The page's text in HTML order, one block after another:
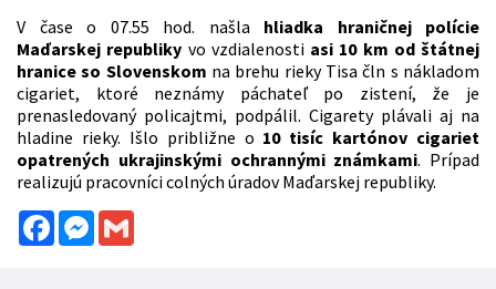
V čase o 07.55 hod. našla hliadka hraničnej polície
Maďarskej republiky vo vzdialenosti asi 10 km od štátnej
hranice so Slovenskom na brehu rieky Tisa čln s nákladom
cigariet, ktoré neznámy páchateľ po zistení, že je
prenasledovaný policajtmi, podpálil. Cigarety plávali aj na
hladine rieky. Išlo približne o 10 tisíc kartónov cigariet
opatrených ukrajinskými ochrannými známkami. Prípad
realizujú pracovníci colných úradov Maďarskej republiky.
FacebookMessenger